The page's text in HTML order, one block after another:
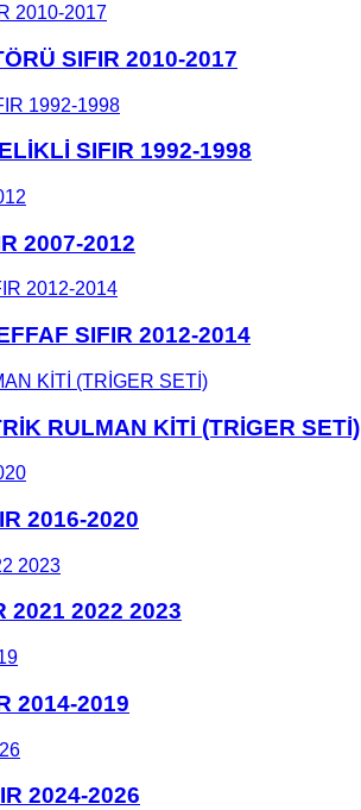
SIFIR 2010-2017
SIFIR 1992-1998
2007-2012
SIFIR 2012-2014
RULMAN KİTİ (TRİGER SETİ)
2016-2020
2021 2022 2023
2014-2019
2024-2026